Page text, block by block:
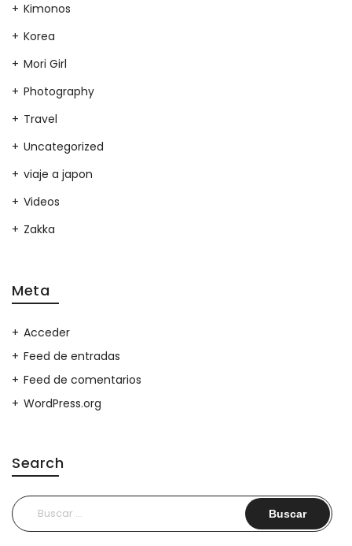
Kimonos
Korea
Mori Girl
Photography
Travel
Uncategorized
viaje a japon
Videos
Zakka
Meta
Acceder
Feed de entradas
Feed de comentarios
WordPress.org
Search
Buscar: